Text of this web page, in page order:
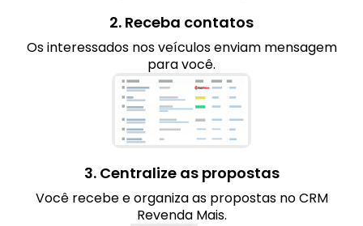
2. Receba contatos
Os interessados nos veículos enviam mensagem
para você.
3. Centralize as propostas
Você recebe e organiza as propostas no CRM
Revenda Mais.